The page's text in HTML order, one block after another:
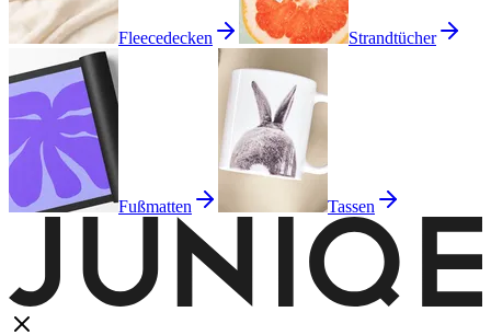
Fleecedecken Strandtücher
Fußmatten Tassen